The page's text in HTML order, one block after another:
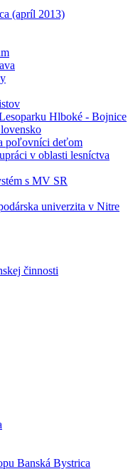
(apríl 2013)
Hlboké - Bojnice
poľovníci deťom
v oblasti lesníctva
s MV SR
univerzita v Nitre
činnosti
Banská Bystrica